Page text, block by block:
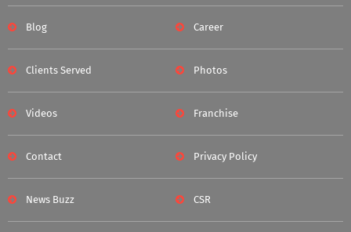
Blog Career
Clients Served Photos
Videos Franchise
Contact Privacy Policy
News Buzz CSR